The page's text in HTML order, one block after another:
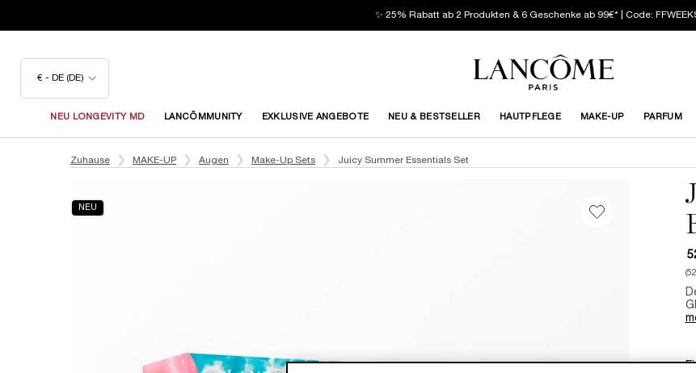
✨ 25% Rabatt ab 2 Produkten & 6 Geschenke ab 99€* | Code:
€ - DE (DE)
NEU LONGEVITY MD LANCÔMMUNITY EXKLUSIVE ANGEBOTE NEU & BESTSELLER HAUTPFLEGE MAKE-UP PARFUM
Zuhause
MAKE-UP Augen Make-Up Sets Juicy Summer Essentials Set
NEU